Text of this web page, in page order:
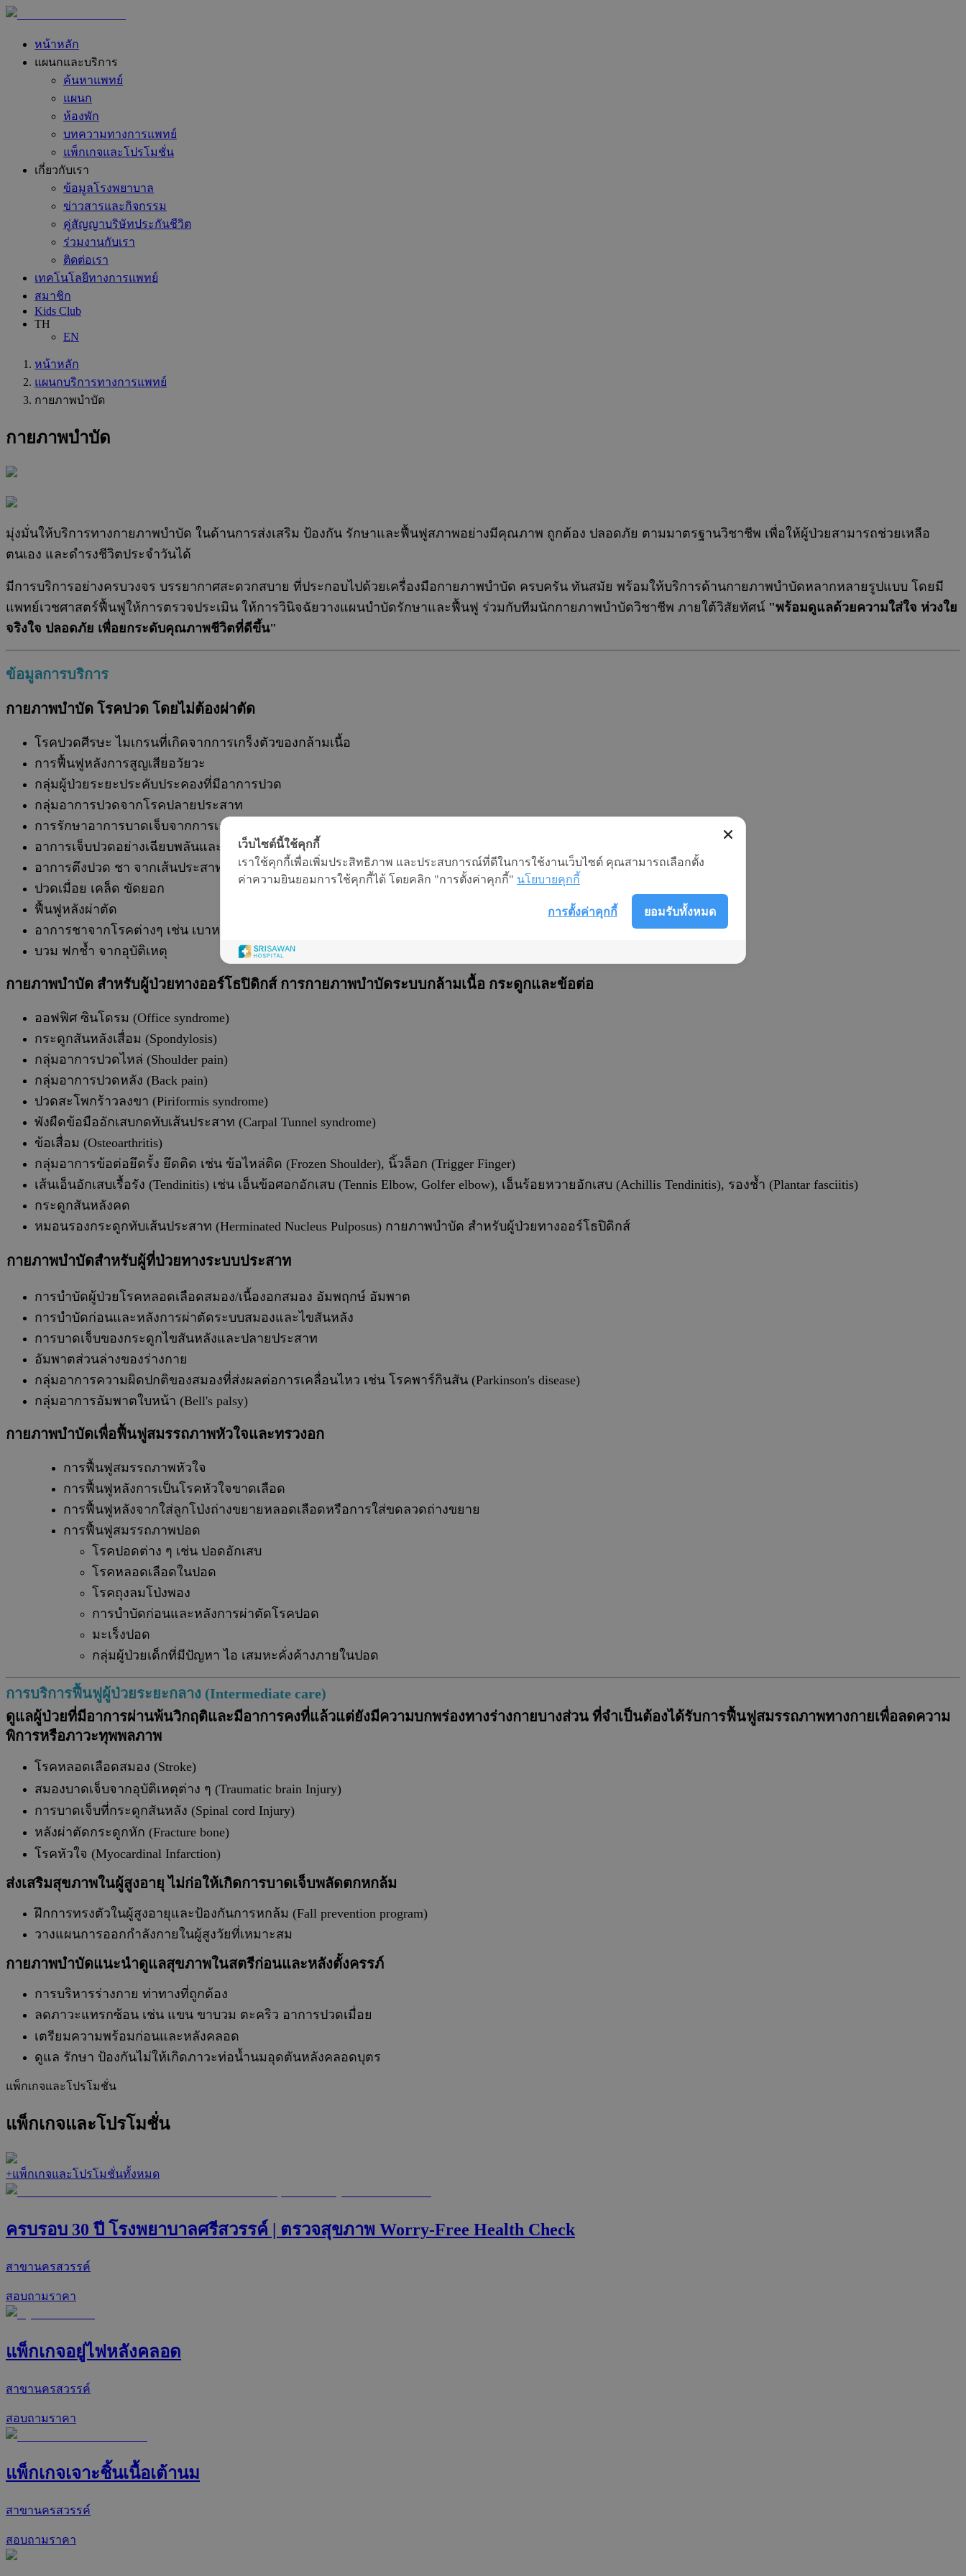
หน้าหลัก
แผนกและบริการ
ค้นหาแพทย์
แผนก
ห้องพัก
บทความทางการแพทย์
แพ็กเกจและโปรโมชั่น
เกี่ยวกับเรา
ข้อมูลโรงพยาบาล
ข่าวสารและกิจกรรม
คู่สัญญาบริษัทประกันชีวิต
ร่วมงานกับเรา
ติดต่อเรา
เทคโนโลยีทางการแพทย์
สมาชิก
Kids Club
TH
EN
หน้าหลัก
แผนกบริการทางการแพทย์
กายภาพบำบัด
กายภาพบำบัด
มุ่งมั่นให้บริการทางกายภาพบำบัด ในด้านการส่งเสริม ป้องกัน รักษาและฟื้นฟูสภาพอย่างมีคุณภาพ ถูกต้อง ปลอดภัย ตามมาตรฐานวิชาชีพ เพื่อให้ผู้ป่วยสามารถช่วยเหลือ
ตนเอง และดำรงชีวิตประจำวันได้
มีการบริการอย่างครบวงจร บรรยากาศสะดวกสบาย ที่ประกอบไปด้วยเครื่องมือกายภาพบำบัด ครบครัน ทันสมัย พร้อมให้บริการด้านกายภาพบำบัดหลากหลายรูปแบบ โดยมี
แพทย์เวชศาสตร์ฟื้นฟูให้การตรวจประเมิน ให้การวินิจฉัยวางแผนบำบัดรักษาและฟื้นฟู ร่วมกับทีมนักกายภาพบำบัดวิชาชีพ ภายใต้วิสัยทัศน์ "พร้อมดูแลด้วยความใส่ใจ ห่วงใย
จริงใจ ปลอดภัย เพื่อยกระดับคุณภาพชีวิตที่ดีขึ้น"
ข้อมูลการบริการ
กายภาพบำบัด โรคปวด โดยไม่ต้องผ่าตัด
โรคปวดศีรษะ ไมเกรนที่เกิดจากการเกร็งตัวของกล้ามเนื้อ
การฟื้นฟูหลังการสูญเสียอวัยวะ
กลุ่มผู้ป่วยระยะประคับประคองที่มีอาการปวด
กลุ่มอาการปวดจากโรคปลายประสาท
การรักษาอาการบาดเจ็บจากการเล่นกีฬา
อาการเจ็บปวดอย่างเฉียบพลันและเรื้อรัง
อาการตึงปวด ชา จากเส้นประสาทตึงตัว
ปวดเมื่อย เคล็ด ขัดยอก
ฟื้นฟูหลังผ่าตัด
อาการชาจากโรคต่างๆ เช่น เบาหวาน
บวม ฟกช้ำ จากอุบัติเหตุ
กายภาพบำบัด สำหรับผู้ป่วยทางออร์โธปิดิกส์ การกายภาพบำบัดระบบกล้ามเนื้อ กระดูกและข้อต่อ
ออฟฟิศ ซินโดรม (Office syndrome)
กระดูกสันหลังเสื่อม (Spondylosis)
กลุ่มอาการปวดไหล่ (Shoulder pain)
กลุ่มอาการปวดหลัง (Back pain)
ปวดสะโพกร้าวลงขา (Piriformis syndrome)
พังผืดข้อมืออักเสบกดทับเส้นประสาท (Carpal Tunnel syndrome)
ข้อเสื่อม (Osteoarthritis)
กลุ่มอาการข้อต่อยึดรั้ง ยึดติด เช่น ข้อไหล่ติด (Frozen Shoulder), นิ้วล็อก (Trigger Finger)
เส้นเอ็นอักเสบเรื้อรัง (Tendinitis) เช่น เอ็นข้อศอกอักเสบ (Tennis Elbow, Golfer elbow), เอ็นร้อยหวายอักเสบ (Achillis Tendinitis), รองช้ำ (Plantar fasciitis)
กระดูกสันหลังคด
หมอนรองกระดูกทับเส้นประสาท (Herminated Nucleus Pulposus) กายภาพบำบัด สำหรับผู้ป่วยทางออร์โธปิดิกส์
กายภาพบำบัดสำหรับผู้ที่ป่วยทางระบบประสาท
การบำบัดผู้ป่วยโรคหลอดเลือดสมอง/เนื้องอกสมอง อัมพฤกษ์ อัมพาต
การบำบัดก่อนและหลังการผ่าตัดระบบสมองและไขสันหลัง
การบาดเจ็บของกระดูกไขสันหลังและปลายประสาท
อัมพาตส่วนล่างของร่างกาย
กลุ่มอาการความผิดปกติของสมองที่ส่งผลต่อการเคลื่อนไหว เช่น โรคพาร์กินสัน (Parkinson's disease)
กลุ่มอาการอัมพาตใบหน้า (Bell's palsy)
กายภาพบำบัดเพื่อฟื้นฟูสมรรถภาพหัวใจและทรวงอก
การฟื้นฟูสมรรถภาพหัวใจ
การฟื้นฟูหลังการเป็นโรคหัวใจขาดเลือด
การฟื้นฟูหลังจากใส่ลูกโป่งถ่างขยายหลอดเลือดหรือการใส่ขดลวดถ่างขยาย
การฟื้นฟูสมรรถภาพปอด
โรคปอดต่าง ๆ เช่น ปอดอักเสบ
โรคหลอดเลือดในปอด
โรคถุงลมโป่งพอง
การบำบัดก่อนและหลังการผ่าตัดโรคปอด
มะเร็งปอด
กลุ่มผู้ป่วยเด็กที่มีปัญหา ไอ เสมหะคั่งค้างภายในปอด
การบริการฟื้นฟูผู้ป่วยระยะกลาง (Intermediate care)
ดูแลผู้ป่วยที่มีอาการผ่านพ้นวิกฤติและมีอาการคงที่แล้วแต่ยังมีความบกพร่องทางร่างกายบางส่วน ที่จำเป็นต้องได้รับการฟื้นฟูสมรรถภาพทางกายเพื่อลดความ
พิการหรือภาวะทุพพลภาพ
โรคหลอดเลือดสมอง (Stroke)
สมองบาดเจ็บจากอุบัติเหตุต่าง ๆ (Traumatic brain Injury)
การบาดเจ็บที่กระดูกสันหลัง (Spinal cord Injury)
หลังผ่าตัดกระดูกหัก (Fracture bone)
โรคหัวใจ (Myocardinal Infarction)
ส่งเสริมสุขภาพในผู้สูงอายุ ไม่ก่อให้เกิดการบาดเจ็บพลัดตกหกล้ม
ฝึกการทรงตัวในผู้สูงอายุและป้องกันการหกล้ม (Fall prevention program)
วางแผนการออกกำลังกายในผู้สูงวัยที่เหมาะสม
กายภาพบำบัดแนะนำดูแลสุขภาพในสตรีก่อนและหลังตั้งครรภ์
การบริหารร่างกาย ท่าทางที่ถูกต้อง
ลดภาวะแทรกซ้อน เช่น แขน ขาบวม ตะคริว อาการปวดเมื่อย
เตรียมความพร้อมก่อนและหลังคลอด
ดูแล รักษา ป้องกันไม่ให้เกิดภาวะท่อน้ำนมอุดตันหลังคลอดบุตร
แพ็กเกจและโปรโมชั่น
แพ็กเกจและโปรโมชั่น
+แพ็กเกจและโปรโมชั่นทั้งหมด
ครบรอบ 30 ปี โรงพยาบาลศรีสวรรค์ | ตรวจสุขภาพ Worry-Free Health Check
สาขานครสวรรค์
สอบถามราคา
แพ็กเกจอยู่ไฟหลังคลอด
สาขานครสวรรค์
สอบถามราคา
แพ็กเกจเจาะชิ้นเนื้อเต้านม
สาขานครสวรรค์
สอบถามราคา
เว็บไซต์นี้ใช้คุกกี้
เราใช้คุกกี้เพื่อเพิ่มประสิทธิภาพ และประสบการณ์ที่ดีในการใช้งานเว็บไซต์ คุณสามารถเลือกตั้ง
ค่าความยินยอมการใช้คุกกี้ได้ โดยคลิก "การตั้งค่าคุกกี้" นโยบายคุกกี้
ยอมรับทั้งหมด
การตั้งค่าคุกกี้